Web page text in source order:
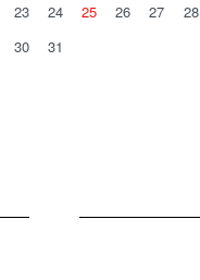
23
24 25 26 27 28
30
31